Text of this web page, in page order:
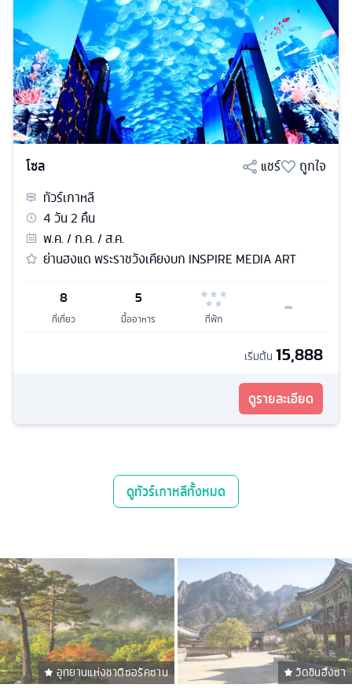
โซล แชร์
ถูกใจ
ทัวร์เกาหลี
4วัน2 คืน
พ.ค. / ก.ค. / ส.ค.
ย่านฮงแด พระราชวังเคียงบก INSPIRE MEDIA ART
8
ที่เที่ยว
5
มื้ออาหาร ที่พัก
เริ่มต้น 15,888
ดูรายละเอียด
ดูทัวร์เกาหลีทั้งหมด
อุทยานแห่งชาติซอรัคซาน วัดชินฮึงซา